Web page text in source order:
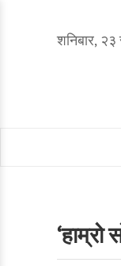
शनिबार,